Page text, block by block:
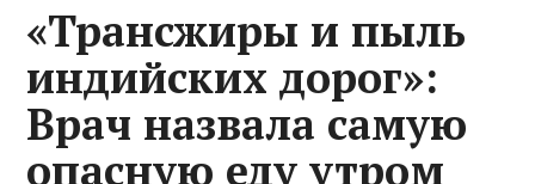
«Трансжиры и пыль
индийских дорог»:
Врач назвала самую
опасную еду утром